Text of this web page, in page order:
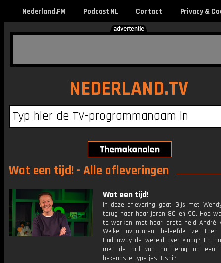
Nederland.FM Podcast.NL Contact Privacy &
NEDERLAND.TV
Wat een tijd! - Alle afleveringen
Wat een tijd!
In deze aflevering gaat Gijs met
terug naar haar jaren 80 en 90. Hoe
te werken met haar grote held André
Welke avonturen beleefde ze
Haddaway de wereld over vloog? En
met de bril van nu terug op een
bekendste typetjes: Ushi?